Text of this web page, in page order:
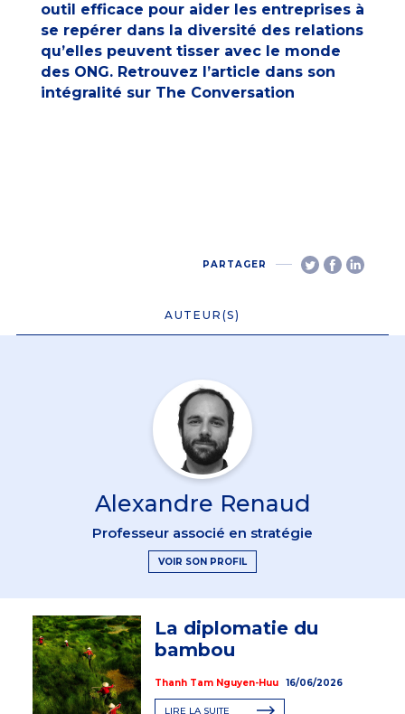
outil efficace pouraider les entreprises à
se repérer dans la diversité des relations
qu’elles peuvent tisser avec le monde
des ONG. Retrouvez l’article dans son
intégralité sur The Conversation
PARTAGER
AUTEUR(S)
Alexandre Renaud
Professeur associé en stratégie
VOIR SON PROFIL
La diplomatie du
bambou
Thanh Tam Nguyen-Huu 16/06/2026
LIRE LA SUITE